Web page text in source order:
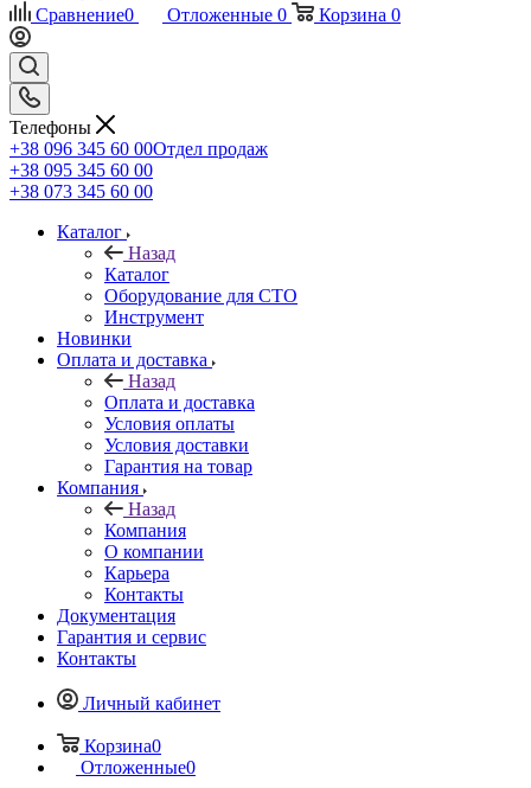
Сравнение0 Отложенные 0 Корзина 0
Телефоны
+38 096 345 60 00Отдел продаж
+38 095 345 60 00
+38 073 345 60 00
Каталог
Назад
Каталог
Оборудование для СТО
Инструмент
Новинки
Оплата и доставка
Назад
Оплата и доставка
Условия оплаты
Условия доставки
Гарантия на товар
Компания
Назад
Компания
О компании
Карьера
Контакты
Документация
Гарантия и сервис
Контакты
Личный кабинет
Корзина0
Отложенные0